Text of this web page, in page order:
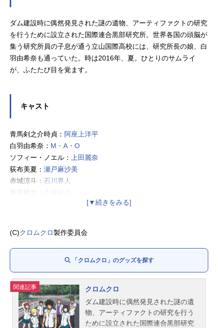
ダム建設時に偶然発見された謎の遺物、アーティファクトの研究
を行うために設立された国際連合黒部研究所。世界各国の頭脳が
集う研究所員の子息が通う立山国際高校には、研究所長の娘、白
羽由希奈も通っていた。時は2016年、夏。ひとりのサムライ
が、ふたたび目を覚ます。
キャスト
青馬剣之介時貞： 阿座上洋平
白羽由希奈： M・A・O
ソフィー・ノエル： 上田麗奈
荻布美夏： 瀬戸麻沙美
赤城涼斗： 石川界人
ホセ・カルロス・高須賀：武内駿輔
麻倉もも
トム・ボーデン：木村良平
リュウ・シェンミイ： 植田ひかる
セバスチャン：楠大典
グラハム：小西克幸
リタ：Lynn
ベス：木村珠莉
荒俣稔：巻島康一
(C)クロムクロ製作委員会
「クロムクロ」のグッズを探す
関連記事
クロムクロ
ダム建設時に偶然発見された謎の遺
物、アーティファクトの研究を行う
ために設立された国際連合黒部研究